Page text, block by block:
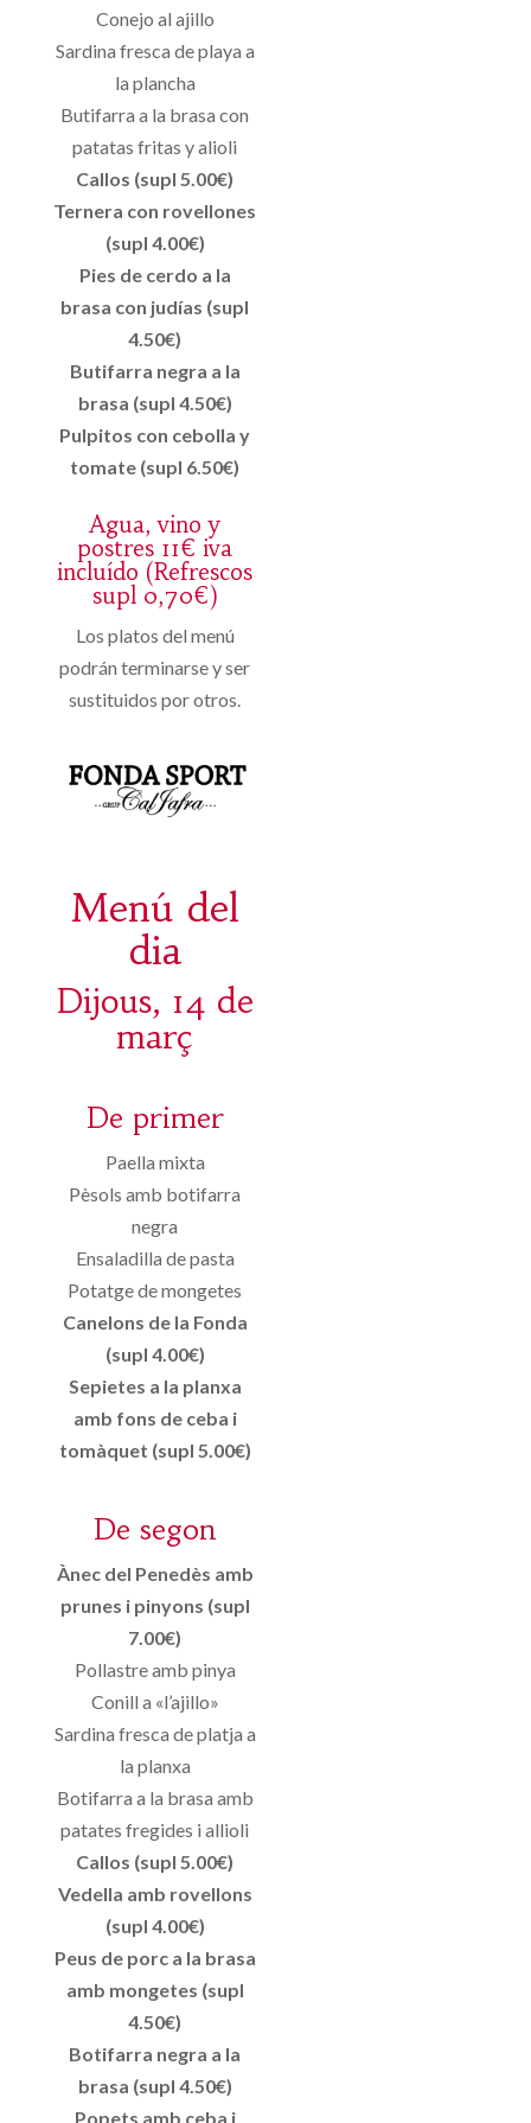
Conejo al ajillo
Sardina fresca de playa a
la plancha
Butifarra a la brasa con
patatas fritas y alioli
Callos (supl 5.00€)
Ternera con rovellones
(supl 4.00€)
Pies de cerdo a la
brasa con judías (supl
4.50€)
Butifarra negra a la
brasa (supl 4.50€)
Pulpitos con cebolla y
tomate (supl 6.50€)
Agua, vino y
postres 11€ iva
incluído (Refrescos
supl 0,70€)
Los platos del menú
podrán terminarse y ser
sustituidos por otros.
Menú del
dia
Dijous, 14 de
març
De primer
Paella mixta
Pèsols amb botifarra
negra
Ensaladilla de pasta
Potatge de mongetes
Canelons de la Fonda
(supl 4.00€)
Sepietes a la planxa
amb fons de ceba i
tomàquet (supl 5.00€)
De segon
Ànec del Penedès amb
prunes i pinyons (supl
7.00€)
Pollastre amb pinya
Conill a «l’ajillo»
Sardina fresca de platja a
la planxa
Botifarra a la brasa amb
patates fregides iallioli
Callos (supl 5.00€)
Vedella amb rovellons
(supl 4.00€)
Peus de porc a la brasa
amb mongetes (supl
4.50€)
Botifarra negra a la
brasa (supl 4.50€)
Popets amb ceba i